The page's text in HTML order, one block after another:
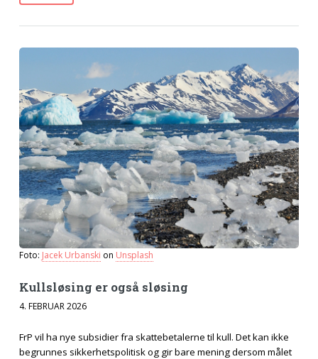
Foto: Jacek Urbanski on Unsplash
Kull­sløsing er også sløsing
4. FEBRUAR 2026
FrP vil ha nye subsidier fra skattebetalerne til kull. Det kan ikke
begrunnes sikkerhetspolitisk og gir bare mening dersom målet